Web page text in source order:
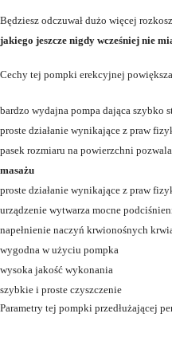
Będziesz odczuwał dużo więcej
jakiego jeszcze nigdy wcześniej nie
Cechy tej pompki erekcyjnej
bardzo wydajna pompa dająca szybko
proste działanie wynikające z praw
pasek rozmiaru na powierzchni pozwala
masażu
proste działanie wynikające z praw
urządzenie wytwarza mocne
napełnienie naczyń krwionośnych
wygodna w użyciu pompka
wysoka jakość wykonania
szybkie i proste czyszczenie
Parametry tej pompki przedłużającej